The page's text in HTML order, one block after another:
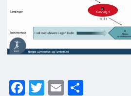
Facebook
Twitter
Email